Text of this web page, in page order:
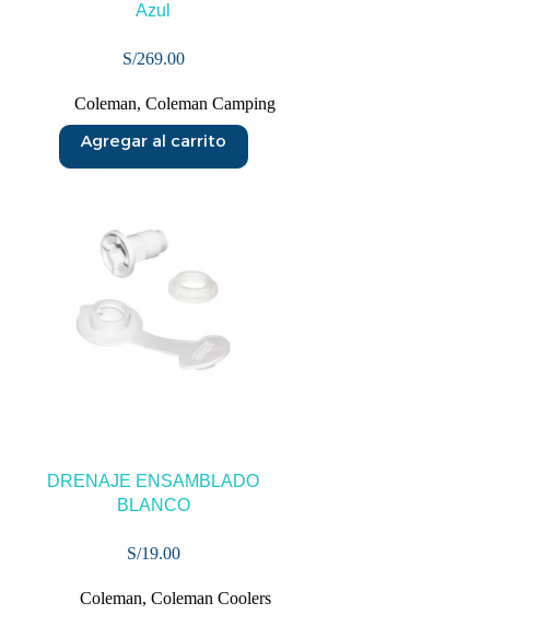
Azul
S/269.00
Coleman, Coleman Camping
Agregar al carrito
DRENAJE ENSAMBLADO
BLANCO
S/19.00
Coleman, Coleman Coolers